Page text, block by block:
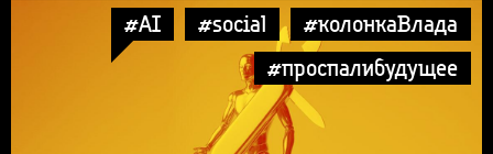
#AI #social
#колонкаВлада
#проспалибудущее